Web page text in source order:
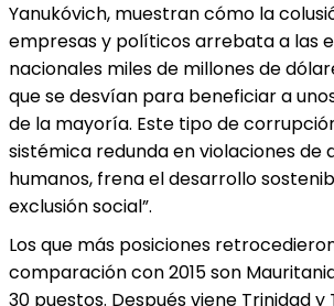
Yanukóvich, muestran cómo la
empresas y políticos arrebata a las
nacionales miles de millones de
que se desvían para beneficiar a
de la mayoría. Este tipo de
sistémica redunda en violaciones de
humanos, frena el desarrollo
exclusión social”.
Los que más posiciones
comparación con 2015 son
30 puestos. Después viene Trinidad y